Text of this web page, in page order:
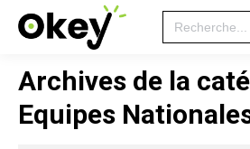
Search
for:
Archives de la
Equipes